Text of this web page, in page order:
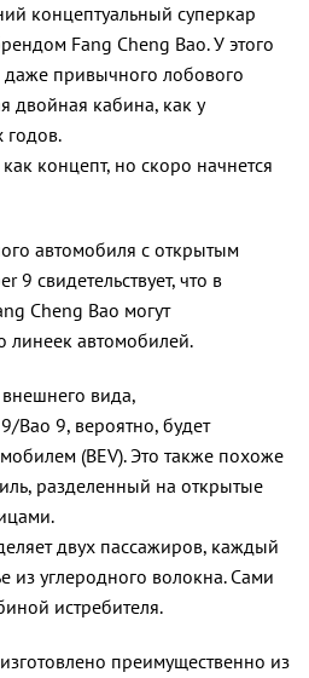
концептуальный суперкар
Fang Cheng Bao. У этого
привычного лобового
двойная кабина, как у
годов.
концепт, но скоро начнется
автомобиля с открытым
свидетельствует, что в
Cheng Bao могут
линеек автомобилей.
вида,
Bao 9, вероятно, будет
(BEV). Это также похоже
разделенный на открытые
двух пассажиров, каждый
из углеродного волокна. Сами
истребителя.
преимущественно из